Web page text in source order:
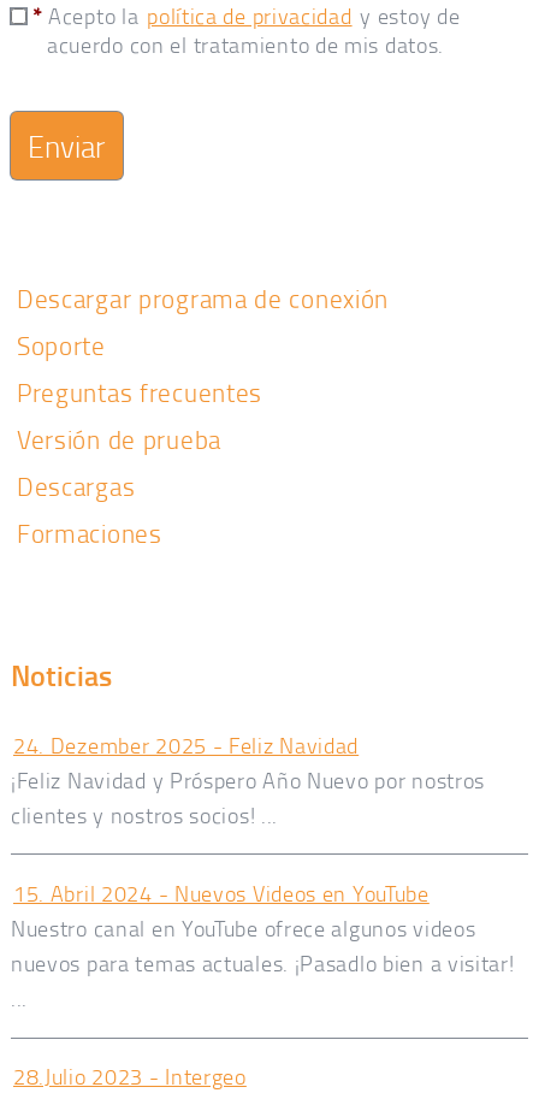
* Acepto la política de privacidad y estoy de
acuerdo con el tratamiento de mis datos.
Descargar programa de conexión
Soporte
Preguntas frecuentes
Versión de prueba
Descargas
Formaciones
Noticias
24. Dezember 2025 - Feliz Navidad
¡Feliz Navidad y Próspero Año Nuevo por nostros
clientes y nostros socios! ...
15. Abril 2024 - Nuevos Videos en YouTube
Nuestro canal en YouTube ofrece algunos videos
nuevos para temas actuales. ¡Pasadlo bien a visitar!
...
28.Julio 2023 - Intergeo